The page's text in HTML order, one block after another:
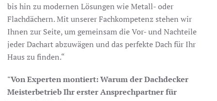
bis hin zu modernen Lösungen wie Metall- oder
Flachdächern. Mit unserer Fachkompetenz stehen wir
Ihnen zur Seite, um gemeinsam die Vor- und Nachteile
jeder Dachart abzuwägen und das perfekte Dach für Ihr
Haus zu finden.“
"Von Experten montiert: Warum der Dachdecker
Meisterbetrieb Ihr erster Ansprechpartner für